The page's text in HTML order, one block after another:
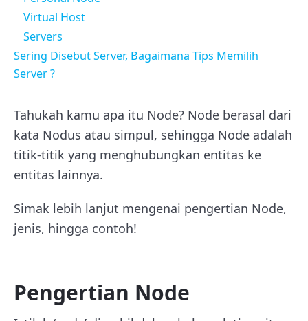
Virtual Host
Servers
Sering Disebut Server, Bagaimana Tips Memilih
Server ?
Tahukah kamu apa itu Node? Node berasal dari
kata Nodus atau simpul, sehingga Node adalah
titik-titik yang menghubungkan entitas ke
entitas lainnya.
Simak lebih lanjut mengenai pengertian Node,
jenis, hingga contoh!
Pengertian Node